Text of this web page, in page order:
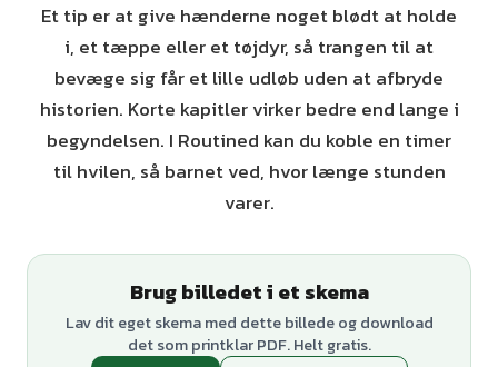
Et tip er at give hænderne noget blødt at holde
i, et tæppe eller et tøjdyr, så trangen til at
bevæge sig får et lille udløb uden at afbryde
historien. Korte kapitler virker bedre end lange i
begyndelsen. I Routined kan du koble en timer
til hvilen, så barnet ved, hvor længe stunden
varer.
Brug billedet i et skema
Lav dit eget skema med dette billede og download
det som printklar PDF. Helt gratis.